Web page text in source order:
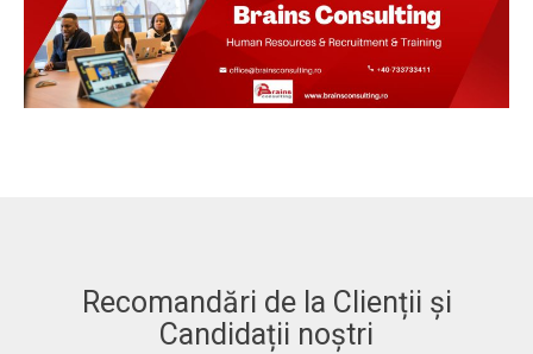
Recomandări de la Clienții și
Candidații noștri